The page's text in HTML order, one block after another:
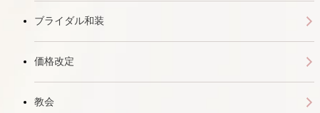
ブライダル和装
価格改定
教会